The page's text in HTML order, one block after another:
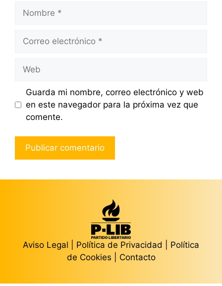
Nombre
Correo
Web
Guarda mi nombre, correo electrónico y web
en este navegador para la próxima vez que
comente.
Aviso Legal Política de Privacidad
Política
de Cookies
Contacto